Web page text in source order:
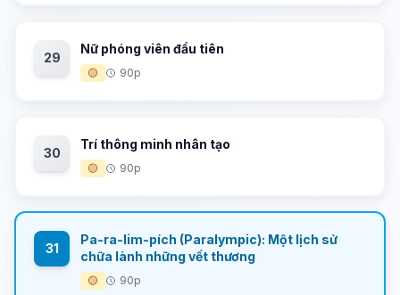
29
Nữ phóng viên đầu tiên
🟡 90p
30
Trí thông minh nhân tạo
🟡 90p
31
Pa-ra-lim-pích (Paralympic): Một lịch sử
chữa lành những vết thương
🟡 90p